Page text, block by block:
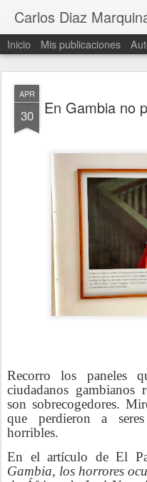
Carlos Diaz
Inicio Mis publicaciones
APR
30 En Gambia no
Recorro los paneles
ciudadanos gambianos
son sobrecogedores.
que perdieron a
horribles.
En el artículo de El
Gambia, los horrores